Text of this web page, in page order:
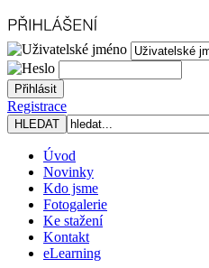
Registrace
Úvod
Novinky
Kdo jsme
Fotogalerie
Ke stažení
Kontakt
eLearning